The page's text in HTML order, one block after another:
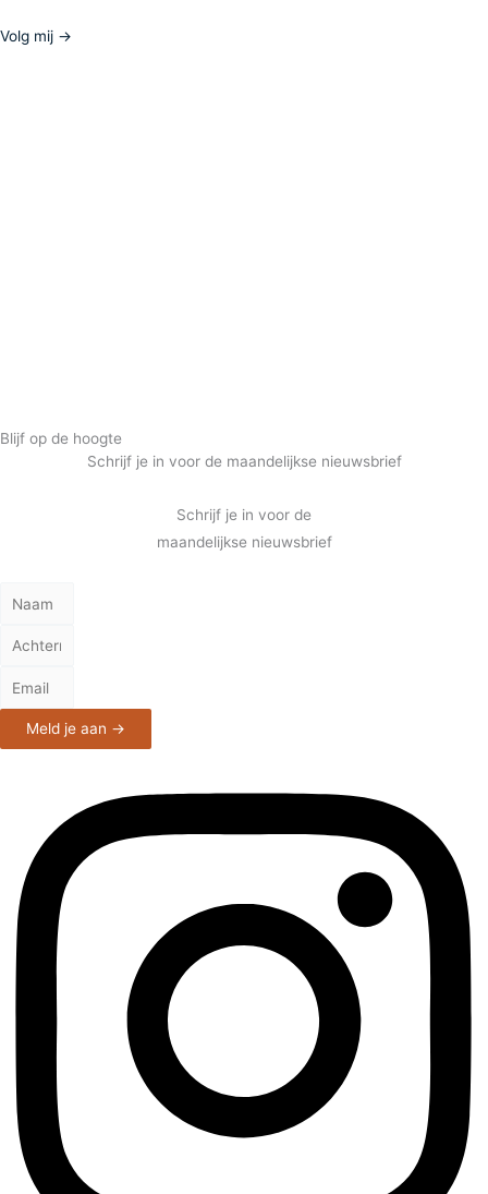
Volg mij →
Blijf op de hoogte
Schrijf je in voor de maandelijkse nieuwsbrief
Schrijf je in voor de
maandelijkse nieuwsbrief
Meld je aan →